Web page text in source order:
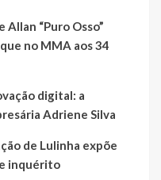
“Puro Osso”
no MMA aos 34
digital: a
Adriene Silva
de Lulinha expõe
inquérito